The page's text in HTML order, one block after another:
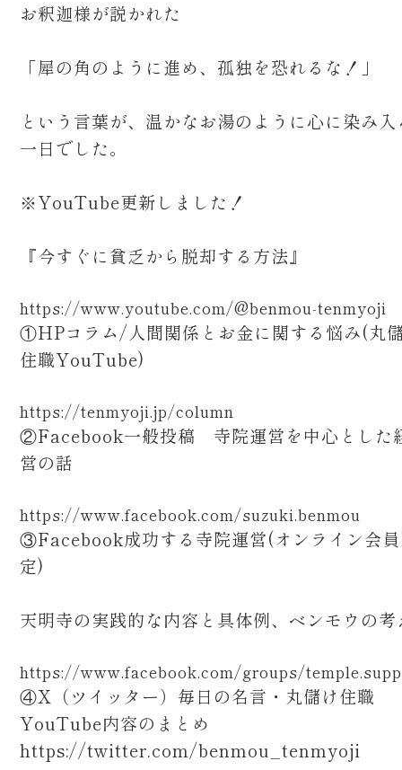
お釈迦様が説かれた
「犀の角のように進め、孤独を恐れるな！」
という言葉が、温かなお湯のように心に染み入
一日でした。
※YouTube更新しました！
『今すぐに貧乏から脱却する方法』
https://www.youtube.com/@benmou-tenmyoji
①HPコラム/人間関係とお金に関する悩み(丸
住職YouTube)
https://tenmyoji.jp/column
②Facebook一般投稿 寺院運営を中心とした
営の話
https://www.facebook.com/suzuki.benmou
③Facebook成功する寺院運営(オンライン会
定)
天明寺の実践的な内容と具体例、ベンモウの考
https://www.facebook.com/groups/
④X（ツイッター）毎日の名言・丸儲け住職
YouTube内容のまとめ
https://twitter.com/benmou_tenmyoji